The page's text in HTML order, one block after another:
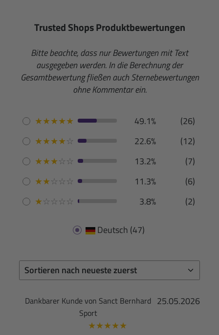
Trusted Shops Produktbewertungen
Bitte beachte, dass nur Bewertungen mit Text
ausgegeben werden. In die Berechnung der
Gesamtbewertung fließen auch Sternebewertungen
ohne Kommentar ein.
★★★★★ 49.1%
(26)
★★★★☆ 22.6%
(12)
★★★☆☆ 13.2%
(7)
★★☆☆☆ 11.3%
(6)
★☆☆☆☆ 3.8% (2)
Deutsch (47)
25.05.2026
Dankbarer Kunde von Sanct Bernhard
Sport
★★★★★